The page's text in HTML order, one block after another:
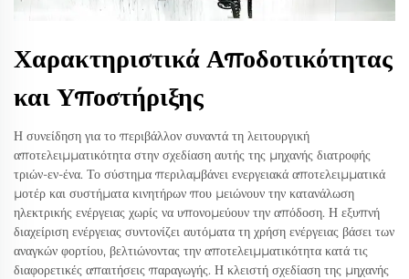
Χαρακτηριστικά Αποδοτικότητας
και Υποστήριξης
Η συνείδηση για το περιβάλλον συναντά τη λειτουργική
αποτελειμματικότητα στην σχεδίαση αυτής της μηχανής διατροφής
τριών-εν-ένα. Το σύστημα περιλαμβάνει ενεργειακά αποτελειμματικά
μοτέρ και συστήματα κινητήρων που μειώνουν την κατανάλωση
ηλεκτρικής ενέργειας χωρίς να υπονομεύουν την απόδοση. Η εξυπνή
διαχείριση ενέργειας συντονίζει αυτόματα τη χρήση ενέργειας βάσει των
αναγκών φορτίου, βελτιώνοντας την αποτελειμματικότητα κατά τις
διαφορετικές απαιτήσεις παραγωγής. Η κλειστή σχεδίαση της μηχανής